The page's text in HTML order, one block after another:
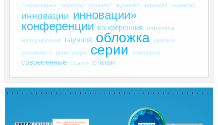
Современные
журнала1 журнала2 журнала3 журнала4 журнала5
инновации инновации»
конференции
конференция материалы
международная научной обложка оргвзнос
оргкомитете регистрация серии совершена
современные ссылки статьи